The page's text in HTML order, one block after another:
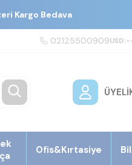
Kargo Bedava
02125500909USD:
Ofis&Kırtasiye